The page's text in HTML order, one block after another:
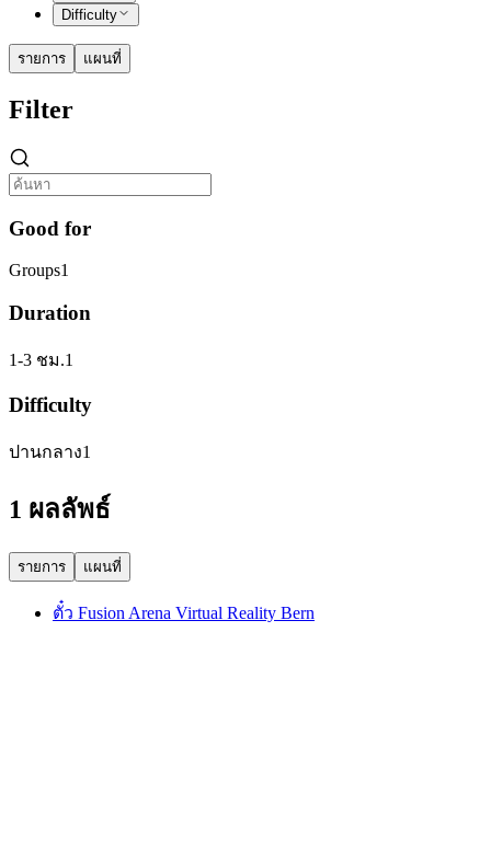
Difficulty
รายการ แผนที่
Filter
Good for
Groups1
Duration
1-3 ชม.1
Difficulty
ปานกลาง1
1 ผลลัพธ์
รายการ แผนที่
ตั๋ว Fusion Arena Virtual Reality Bern